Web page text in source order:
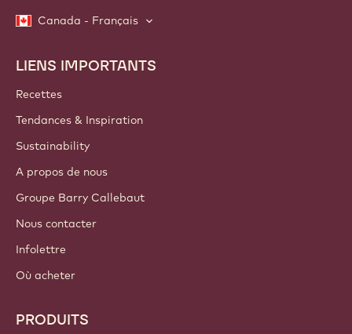
Canada - Français
Footer
Callebaut
LIENS IMPORTANTS
Recettes
Tendances & Inspiration
Sustainability
A propos de nous
Groupe Barry Callebaut
Nous contacter
Infolettre
Où acheter
PRODUITS